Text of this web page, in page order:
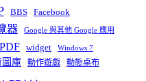
BBS Facebook
器 Google 與其他 Google 應用
PDF widget Windows 7
圖庫 動作遊戲 動態桌布